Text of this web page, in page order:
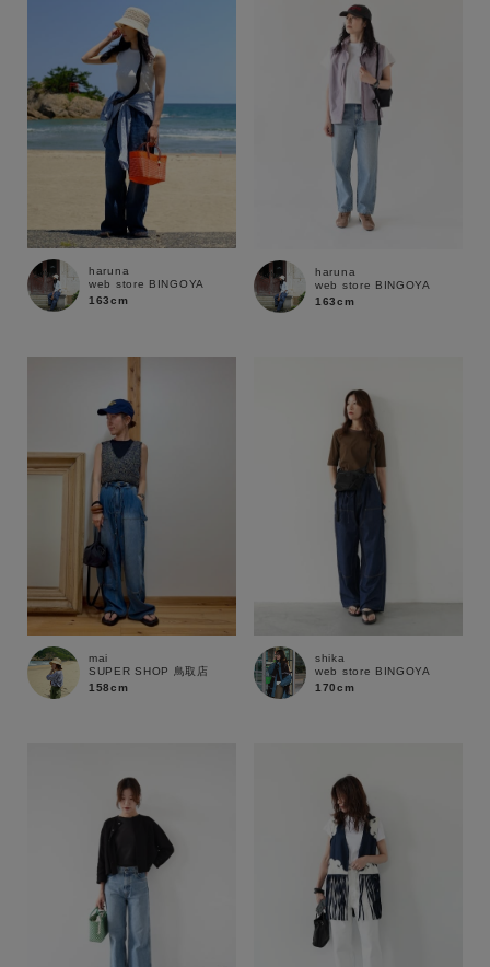
MENS KIDS
カテゴリ
ブランド
haruna
web store BINGOYA
163cm
haruna
web store BINGOYA
163cm
mai
SUPER SHOP 鳥取店
158cm
shika
web store BINGOYA
170cm